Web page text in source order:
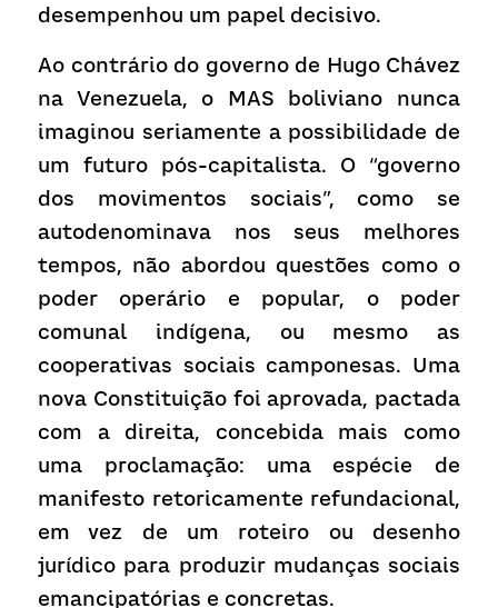
desempenhou um papel decisivo.
Ao contrário do governo de Hugo Chávez
na Venezuela, o MAS boliviano nunca
imaginou seriamente a possibilidade de
um futuro pós-capitalista. O “governo
dos movimentos sociais”, como se
autodenominava nos seus melhores
tempos, não abordou questões como o
poder operário e popular, o poder
comunal indígena, ou mesmo as
cooperativas sociais camponesas. Uma
nova Constituição foi aprovada, pactada
com a direita, concebida mais como
uma proclamação: uma espécie de
manifesto retoricamente refundacional,
em vez de um roteiro ou desenho
jurídico para produzir mudanças sociais
emancipatórias e concretas.